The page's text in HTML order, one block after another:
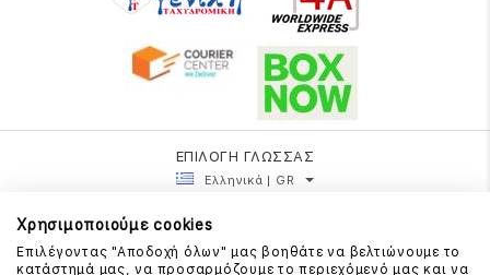
ΕΠΙΛΟΓΗ ΓΛΩΣΣΑΣ
Ελληνικά | GR
Χρησιμοποιούμε cookies
Επιλέγοντας "Αποδοχή όλων" μας βοηθάτε να βελτιώνουμε το
κατάστημά μας, να προσαρμόζουμε το περιεχόμενό μας και να